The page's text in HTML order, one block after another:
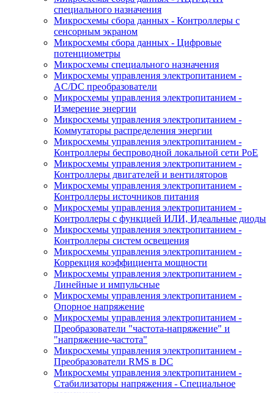
специального назначения
Микросхемы сбора данных - Контроллеры с
сенсорным экраном
Микросхемы сбора данных - Цифровые
потенциометры
Микросхемы специального назначения
Микросхемы управления электропитанием -
AC/DC преобразователи
Микросхемы управления электропитанием -
Измерение энергии
Микросхемы управления электропитанием -
Коммутаторы распределения энергии
Микросхемы управления электропитанием -
Контроллеры беспроводной локальной сети PoE
Микросхемы управления электропитанием -
Контроллеры двигателей и вентиляторов
Микросхемы управления электропитанием -
Контроллеры источников питания
Микросхемы управления электропитанием -
Контроллеры с функцией ИЛИ, Идеальные диоды
Микросхемы управления электропитанием -
Контроллеры систем освещения
Микросхемы управления электропитанием -
Коррекция коэффициента мощности
Микросхемы управления электропитанием -
Линейные и импульсные
Микросхемы управления электропитанием -
Опорное напряжение
Микросхемы управления электропитанием -
Преобразователи "частота-напряжение" и
"напряжение-частота"
Микросхемы управления электропитанием -
Преобразователи RMS в DC
Микросхемы управления электропитанием -
Стабилизаторы напряжения - Специальное